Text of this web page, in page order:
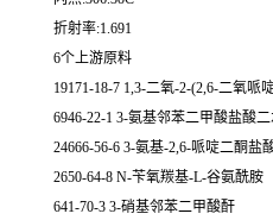
折射率:1.691
6个上游原料
19171-18-7 1,3-二氧-2-(2,6-二氧哌
6946-22-1 3-氨基邻苯二甲酸盐酸
24666-56-6 3-氨基-2,6-哌啶二酮盐
2650-64-8 N-苄氧羰基-L-谷氨酰胺
641-70-3 3-硝基邻苯二甲酸酐